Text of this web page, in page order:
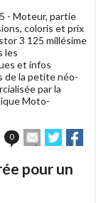
- Moteur, partie
coloris et prix
3 125 millésime
les
et infos
de la petite néo-
par la
Moto-
0
Envoyer
cet
à
Partager
sur sur
pour un